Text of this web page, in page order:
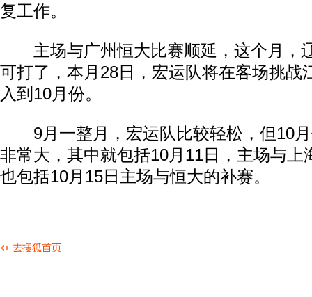
复工作。
主场与广州恒大比赛顺延，这个月，
可打了，本月28日，宏运队将在客场挑战
入到10月份。
9月一整月，宏运队比较轻松，但10月
非常大，其中就包括10月11日，主场与上
也包括10月15日主场与恒大的补赛。